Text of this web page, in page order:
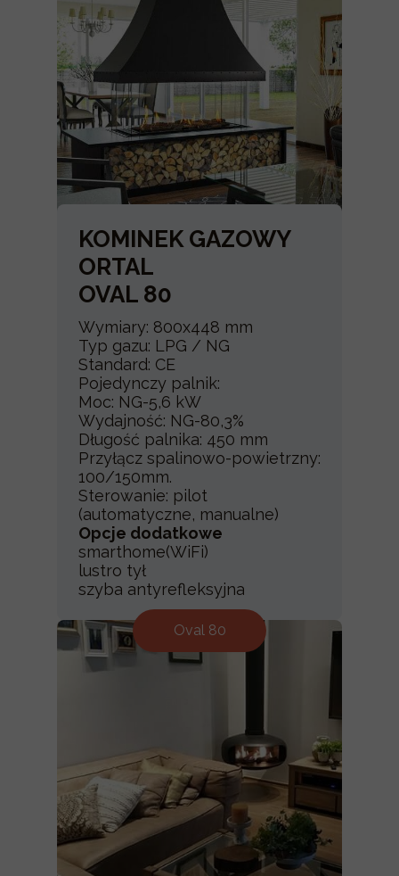
Oval 80
KOMINEK GAZOWY
ORTAL
OVAL 80
Wymiary: 800x448 mm
Typ gazu: LPG / NG
Standard: CE
Pojedynczy palnik:
Moc: NG-5,6 kW
Wydajność: NG-80,3%
Długość palnika: 450 mm
Przyłącz spalinowo-powietrzny:
100/150mm.
Sterowanie: pilot
(automatyczne, manualne)
Opcje dodatkowe
smarthome(WiFi)
lustro tył
szyba antyrefleksyjna